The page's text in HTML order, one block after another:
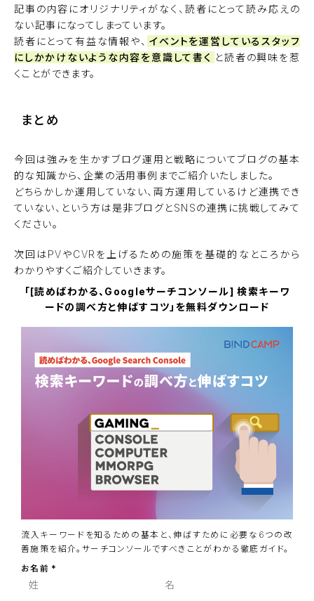
記事の内容にオリジナリティがなく、読者にとって読み応えの
ない記事になってしまっています。
読者にとって有益な情報や、 イベントを運営しているスタッフ
にしかかけないような内容を意識して書く と読者の興味を惹
くことができます。
まとめ
今回は強みを生かすブログ運用と戦略についてブログの基本
的な知識から、企業の活用事例までご紹介いたしました。
どちらかしか運用していない、両方運用しているけど連携でき
ていない、という方は是非ブログとSNSの連携に挑戦してみて
ください。
次回はPVやCVRを上げるための施策を基礎的なところから
わかりやすくご紹介していきます。
「[読めばわかる、Googleサーチコンソール] 検索キーワ
ードの調べ方と伸ばすコツ」を無料ダウンロード
流入キーワードを知るための基本と、伸ばすために必要な6つの改
善施策を紹介。サーチコンソールですべきことがわかる徹底ガイド。
お名前